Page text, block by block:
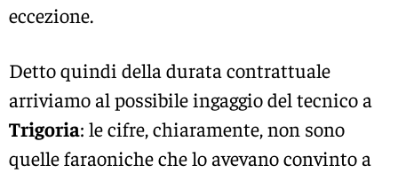
eccezione.
Detto quindi della durata contrattuale
arriviamo al possibile ingaggio del tecnico a
Trigoria: le cifre, chiaramente, non sono
quelle faraoniche che lo avevano convinto a